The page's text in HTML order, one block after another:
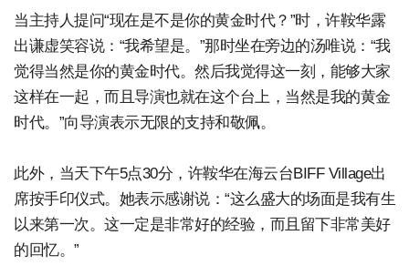
当主持人提问“现在是不是你的黄金时代？”时，许鞍华露
出谦虚笑容说：“我希望是。”那时坐在旁边的汤唯说：“我
觉得当然是你的黄金时代。然后我觉得这一刻，能够大家
这样在一起，而且导演也就在这个台上，当然是我的黄金
时代。”向导演表示无限的支持和敬佩。
此外，当天下午5点30分，许鞍华在海云台BIFF Village出
席按手印仪式。她表示感谢说：“这么盛大的场面是我有生
以来第一次。这一定是非常好的经验，而且留下非常美好
的回忆。”